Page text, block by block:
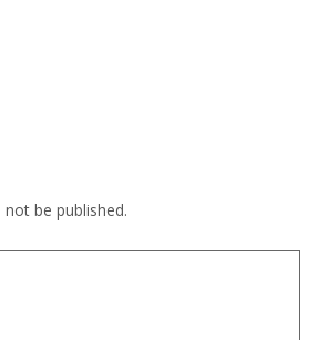
be published.